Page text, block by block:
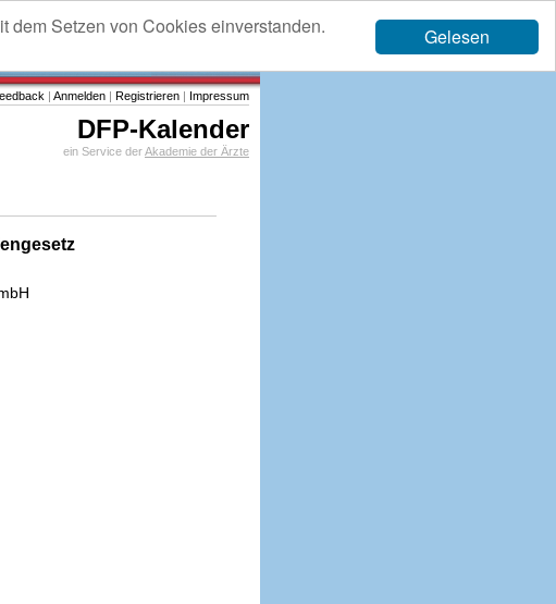
Gelesen
dem Setzen von Cookies einverstanden.
| Anmelden | Registrieren | Impressum
DFP-Kalender
ein Service derAkademie der Ärzte